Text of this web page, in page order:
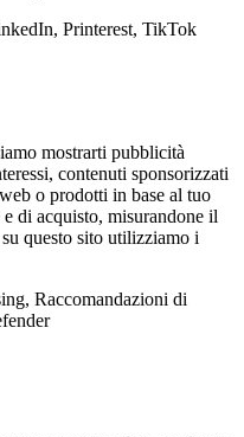
Printerest, TikTok
mostrarti pubblicità
contenuti sponsorizzati
o prodotti in base al tuo
di acquisto, misurandone il
questo sito utilizziamo i
Raccomandazioni di